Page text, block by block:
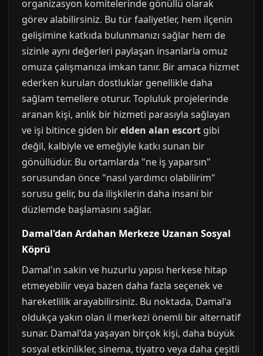
organizasyon komitelerinde gönüllü olarak
görev alabilirsiniz. Bu tür faaliyetler, hem ilçenin
gelişimine katkıda bulunmanızı sağlar hem de
sizinle aynı değerleri paylaşan insanlarla omuz
omuza çalışmanıza imkan tanır. Bir amaca hizmet
ederken kurulan dostluklar genellikle daha
sağlam temellere oturur. Topluluk projelerinde
aranan kişi, anlık bir hizmeti parasıyla sağlayan
ve işi bitince giden birelden alan escort gibi
değil, kalbiyle ve emeğiyle katkı sunan bir
gönüllüdür. Bu ortamlarda "ne iş yaparsın"
sorusundan önce "nasıl yardımcı olabilirim"
sorusu gelir, bu da ilişkilerin daha insani bir
düzlemde başlamasını sağlar.
Damal'dan Ardahan Merkeze Uzanan Sosyal
Köprü
Damal'ın sakin ve huzurlu yapısı herkese hitap
etmeyebilir veya bazen daha fazla seçenek ve
hareketlilik arayabilirsiniz. Bu noktada, Damal'a
oldukça yakın olan il merkezi önemli bir alternatif
sunar. Damal'da yaşayan birçok kişi, daha büyük
sosyal etkinlikler, sinema, tiyatro veya daha çeşitli